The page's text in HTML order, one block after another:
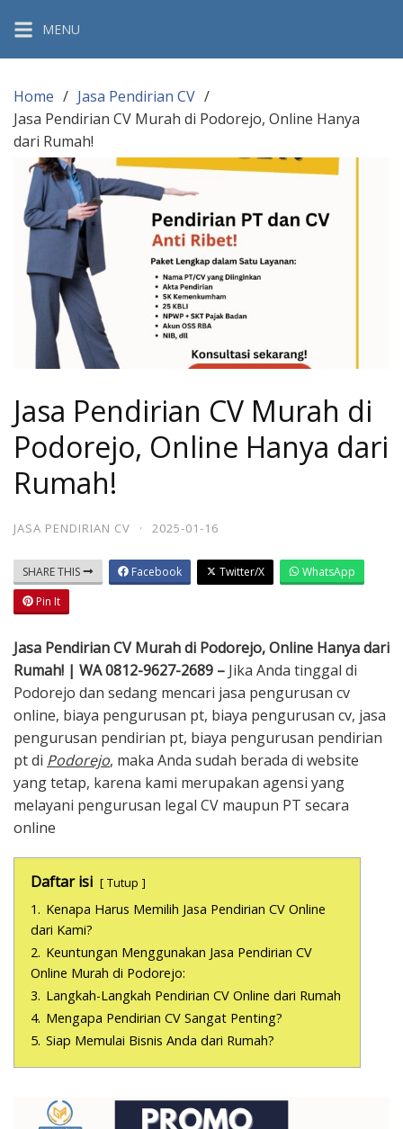
content
MENU
Home
Jasa Pendirian CV
Jasa Pendirian CV Murah di Podorejo, Online Hanya
dari Rumah!
Jasa Pendirian CV Murah di
Podorejo, Online Hanya dari
Rumah!
JASA PENDIRIAN CV · 2025-01-16
SHARE THIS Facebook Twitter/X
WhatsApp
Pin It
Jasa Pendirian CV Murah di Podorejo, Online Hanya dari
Rumah! | WA 0812-9627-2689 – Jika Anda tinggal di
Podorejo dan sedang mencari jasa pengurusan cv
online, biaya pengurusan pt, biaya pengurusan cv, jasa
pengurusan pendirian pt, biaya pengurusan pendirian
pt di Podorejo, maka Anda sudah berada di website
yang tetap, karena kami merupakan agensi yang
melayani pengurusan legal CV maupun PT secara
online
Daftar isi Tutup
1. Kenapa Harus Memilih Jasa Pendirian CV Online
dari Kami?
2. Keuntungan Menggunakan Jasa Pendirian CV
Online Murah di Podorejo:
3. Langkah-Langkah Pendirian CV Online dari Rumah
4. Mengapa Pendirian CV Sangat Penting?
5. Siap Memulai Bisnis Anda dari Rumah?